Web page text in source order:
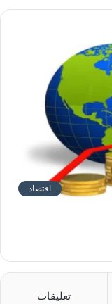
اقتصاد
تعليقات